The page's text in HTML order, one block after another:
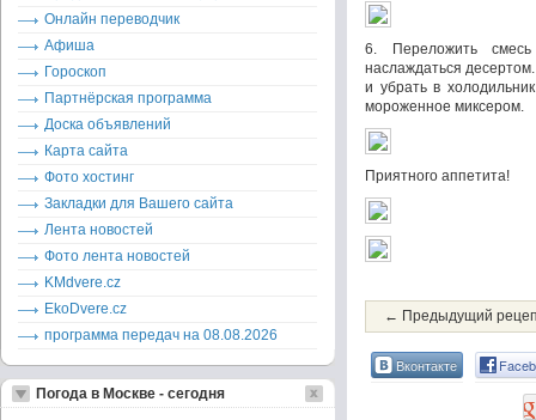
6. Переложить
наслаждаться
и убрать в
мороженное миксером.
Приятного аппетита!
← Предыдущий
Вконтакте
Онлайн переводчик
Афиша
Гороскоп
Партнёрская программа
Доска объявлений
Карта сайта
Фото хостинг
Закладки для Вашего сайта
Лента новостей
Фото лента новостей
KMdvere.cz
EkoDvere.cz
программа передач на 08.08.2026
Погода в Москве - сегодня